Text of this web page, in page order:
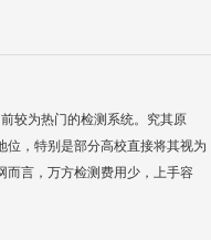
较为热门的检测系统。究其原
，特别是部分高校直接将其视为
而言，万方检测费用少，上手容